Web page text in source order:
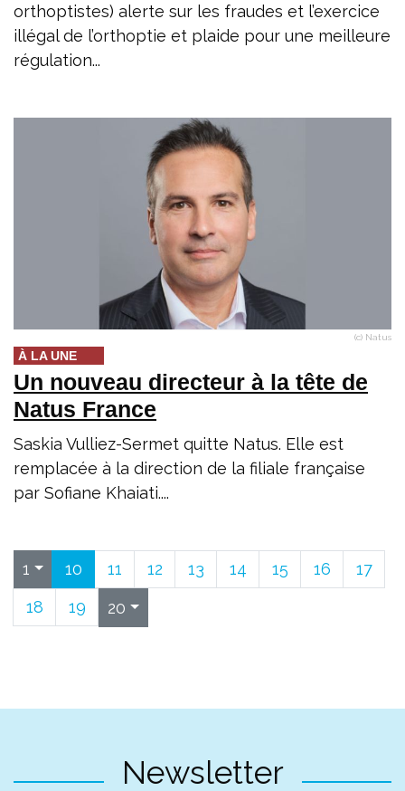
orthoptistes) alerte sur les fraudes et l’exercice
illégal de l’orthoptie et plaide pour une meilleure
régulation...
(c) Natus
À LA UNE
Un nouveau directeur à la tête de
Natus France
Saskia Vulliez-Sermet quitte Natus. Elle est
remplacée à la direction de la filiale française
par Sofiane Khaiati....
1 10 11 12 13 14 15 16 17
18 19 20
Newsletter